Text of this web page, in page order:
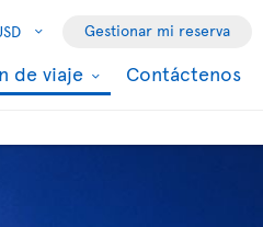
Gestionar mi reserva
de viaje Contáctenos